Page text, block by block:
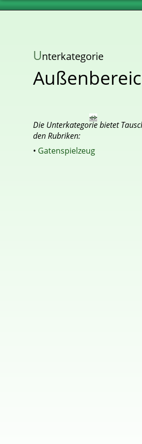
Unterkategorie
Die Unterkategorie bietet
den Rubriken:
• Gatenspielzeug